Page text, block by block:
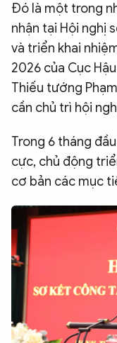
CÔNG NGHỆ
QUỐC TẾ
VĂN HÓA - THỂ THAO
BẠN ĐỌC & CAND
eMagazine
Video
Chuyên trang An ninh
Chuyên đề
Đó là một trong
nhận tại Hội nghị
và triển khai
2026 của Cục
Thiếu tướng
cần chủ trì hội
Trong 6 tháng
cực, chủ động
cơ bản các mục